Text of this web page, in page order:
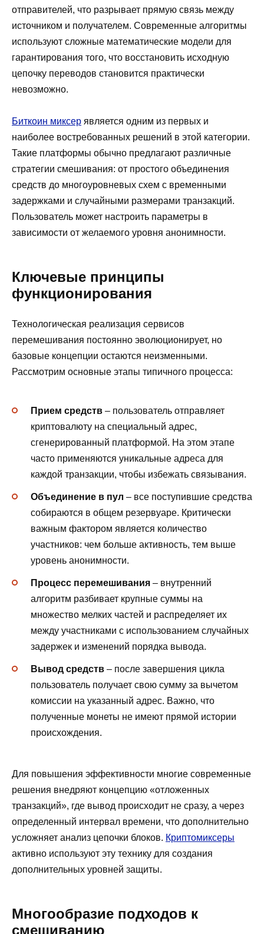
отправителей, что разрывает прямую связь между
источником и получателем. Современные алгоритмы
используют сложные математические модели для
гарантирования того, что восстановить исходную
цепочку переводов становится практически
невозможно.
Биткоин миксер является одним из первых и
наиболее востребованных решений в этой категории.
Такие платформы обычно предлагают различные
стратегии смешивания: от простого объединения
средств до многоуровневых схем с временными
задержками и случайными размерами транзакций.
Пользователь может настроить параметры в
зависимости от желаемого уровня анонимности.
Ключевые принципы
функционирования
Технологическая реализация сервисов
перемешивания постоянно эволюционирует, но
базовые концепции остаются неизменными.
Рассмотрим основные этапы типичного процесса:
Прием средств – пользователь отправляет
криптовалюту на специальный адрес,
сгенерированный платформой. На этом этапе
часто применяются уникальные адреса для
каждой транзакции, чтобы избежать связывания.
Объединение в пул – все поступившие средства
собираются в общем резервуаре. Критически
важным фактором является количество
участников: чем больше активность, тем выше
уровень анонимности.
Процесс перемешивания – внутренний
алгоритм разбивает крупные суммы на
множество мелких частей и распределяет их
между участниками с использованием случайных
задержек и изменений порядка вывода.
Вывод средств – после завершения цикла
пользователь получает свою сумму за вычетом
комиссии на указанный адрес. Важно, что
полученные монеты не имеют прямой истории
происхождения.
Для повышения эффективности многие современные
решения внедряют концепцию «отложенных
транзакций», где вывод происходит не сразу, а через
определенный интервал времени, что дополнительно
усложняет анализ цепочки блоков. Криптомиксеры
активно используют эту технику для создания
дополнительных уровней защиты.
Многообразие подходов к
смешиванию